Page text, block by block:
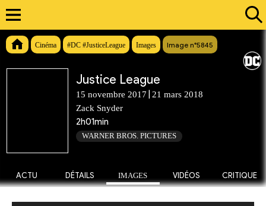
Cinéma #DC #JusticeLeague Images Image n°5845
Justice League
15 novembre 2017
21 mars 2018
Zack Snyder
2h01min
WARNER BROS. PICTURES
ACTU DÉTAILS IMAGES VIDÉOS CRITIQUE